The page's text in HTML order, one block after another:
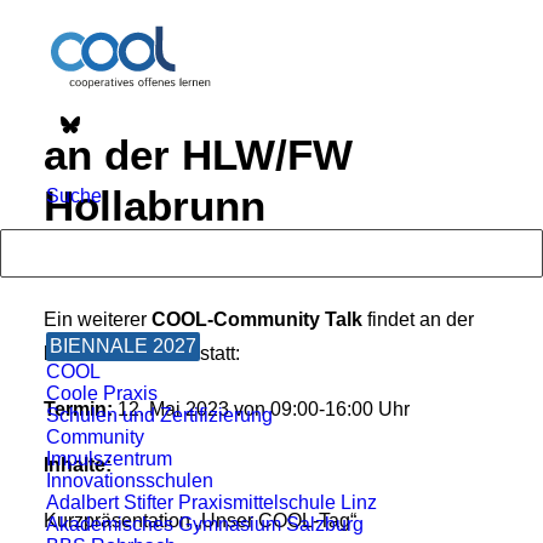
Suche
BIENNALE 2027
COOL
Coole Praxis
Schulen und Zertifizierung
Community
Impulszentrum
Innovationsschulen
Adalbert Stifter Praxismittelschule Linz
Akademisches Gymnasium Salzburg
an der HLW/FW
Hollabrunn
Ein weiterer COOL-Community Talk findet an der
HLW Hollabrunn statt:
Termin:12. Mai 2023 von 09:00-16:00 Uhr
Inhalte:
Kurzpräsentation „Unser COOL-Tag“